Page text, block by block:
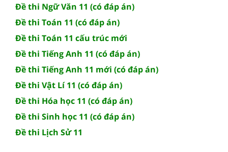
Đề thi Ngữ Văn 11 (có đáp án)
Đề thi Toán 11 (có đáp án)
Đề thi Toán 11 cấu trúc mới
Đề thi Tiếng Anh 11 (có đáp án)
Đề thi Tiếng Anh 11 mới (có đáp án)
Đề thi Vật Lí 11 (có đáp án)
Đề thi Hóa học 11 (có đáp án)
Đề thi Sinh học 11 (có đáp án)
Đề thi Lịch Sử 11